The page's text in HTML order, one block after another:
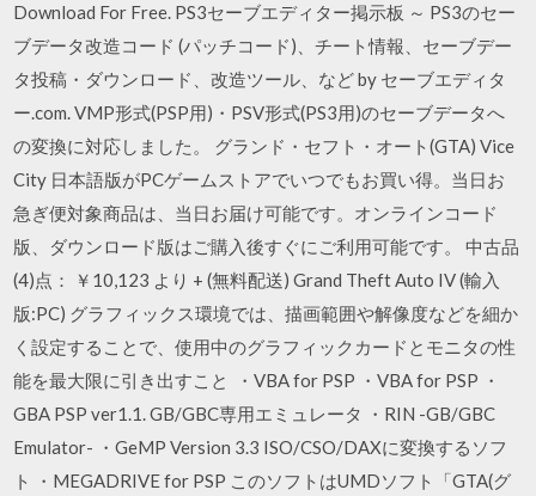
Download For Free. PS3セーブエディター掲示板 ～ PS3のセー
ブデータ改造コード (パッチコード)、チート情報、セーブデー
タ投稿・ダウンロード、改造ツール、など by セーブエディタ
ー.com. VMP形式(PSP用)・PSV形式(PS3用)のセーブデータへ
の変換に対応しました。 グランド・セフト・オート(GTA) Vice
City 日本語版がPCゲームストアでいつでもお買い得。当日お
急ぎ便対象商品は、当日お届け可能です。オンラインコード
版、ダウンロード版はご購入後すぐにご利用可能です。 中古品
(4)点： ￥10,123 より + (無料配送) Grand Theft Auto IV (輸入
版:PC) グラフィックス環境では、描画範囲や解像度などを細か
く設定することで、使用中のグラフィックカードとモニタの性
能を最大限に引き出すこと ・VBA for PSP ・VBA for PSP ・
GBA PSP ver1.1. GB/GBC専用エミュレータ ・RIN -GB/GBC
Emulator- ・GeMP Version 3.3 ISO/CSO/DAXに変換するソフ
ト ・MEGADRIVE for PSP このソフトはUMDソフト「GTA(グ